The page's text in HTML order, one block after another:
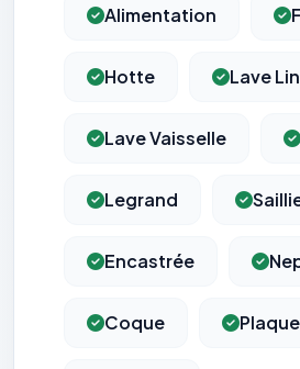
Alimentation
Hotte Lave
Lave Vaisselle
Legrand
Encastrée
Coque Plaque